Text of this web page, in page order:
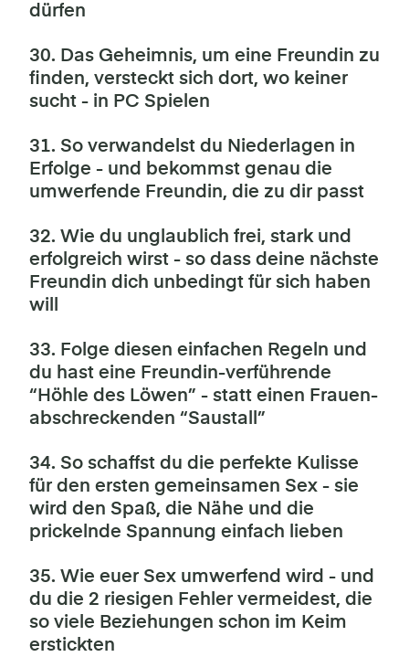
dürfen
30. Das Geheimnis, um eine Freundin zu
finden, versteckt sich dort, wo keiner
sucht - in PC Spielen
31. So verwandelst du Niederlagen in
Erfolge - und bekommst genau die
umwerfende Freundin, die zu dir passt
32. Wie du unglaublich frei, stark und
erfolgreich wirst - so dass deine nächste
Freundin dich unbedingt für sich haben
will
33. Folge diesen einfachen Regeln und
du hast eine Freundin-verführende
“Höhle des Löwen” - statt einen Frauen-
abschreckenden “Saustall”
34. So schaffst du die perfekte Kulisse
für den ersten gemeinsamen Sex - sie
wird den Spaß, die Nähe und die
prickelnde Spannung einfach lieben
35. Wie euer Sex umwerfend wird - und
du die 2 riesigen Fehler vermeidest, die
so viele Beziehungen schon im Keim
erstickten